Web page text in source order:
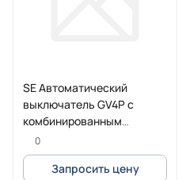
SE Автоматический
выключатель GV4P с
комбинированным
расцепителем 115A 25kA
зажим под кольцевой
наконечник
0
Запросить цену